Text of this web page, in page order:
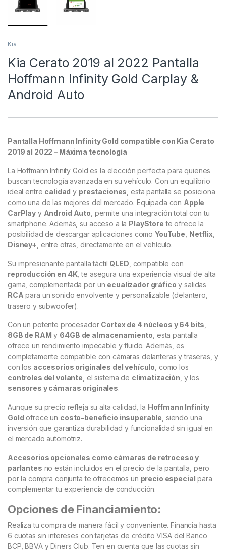
Kia
Kia Cerato 2019 al 2022 Pantalla
Hoffmann Infinity Gold Carplay &
Android Auto
Pantalla Hoffmann Infinity Gold compatible con Kia Cerato
2019 al 2022 – Máxima tecnología
La Hoffmann Infinity Gold es la elección perfecta para quienes
buscan tecnología avanzada en su vehículo. Con un equilibrio
ideal entre calidad y prestaciones , esta pantalla se posiciona
como una de las mejores del mercado. Equipada con Apple
CarPlay y Android Auto , permite una integración total con tu
smartphone. Además, su acceso a la PlayStore te ofrece la
posibilidad de descargar aplicaciones como YouTube Netflix
Disney+ , entre otras, directamente en el vehículo.
Su impresionante pantalla táctil QLED , compatible con
reproducción en 4K, te asegura una experiencia visual de alta
gama, complementada por un ecualizador gráfico y salidas
RCA para un sonido envolvente y personalizable (delantero,
trasero y subwoofer).
Con un potente procesador Cortex de 4 núcleos y 64 bits
8GB de RAM y 64GB de almacenamiento , esta pantalla
ofrece un rendimiento impecable y fluido. Además, es
completamente compatible con cámaras delanteras y traseras, y
con los accesorios originales del vehículo , como los
controles del volante , el sistema de climatización , y los
sensores y cámaras originales.
Aunque su precio refleja su alta calidad, la Hoffmann Infinity
Gold ofrece un costo-beneficio insuperable , siendo una
inversión que garantiza durabilidad y funcionalidad sin igual en
el mercado automotriz.
Accesorios opcionales como cámaras de retroceso y
parlantes no están incluidos en el precio de la pantalla, pero
por la compra conjunta te ofrecemos un precio especial para
complementar tu experiencia de conducción.
Opciones de Financiamiento:
Realiza tu compra de manera fácil y conveniente. Financia hasta
6 cuotas sin intereses con tarjetas de crédito VISA del Banco
BCP, BBVA y Diners Club. Ten en cuenta que las cuotas sin